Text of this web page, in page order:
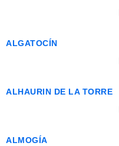
ALGATOCÍN
ALHAURIN DE LA TORRE
ALMOGÍA